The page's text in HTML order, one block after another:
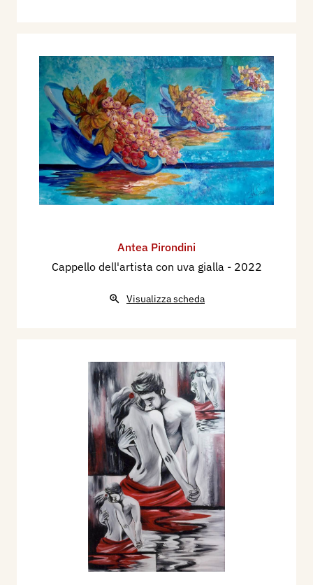
Antea Pirondini
Cappello dell'artista con uva gialla - 2022
Visualizza scheda